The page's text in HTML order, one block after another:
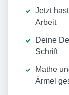
Jetzt
Arbeit
Deine
Schrift
Mathe
Ärmel